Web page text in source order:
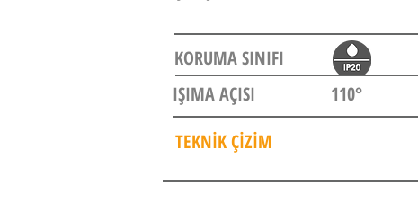
KORUMA SINIFI
IŞIMA AÇISI
110°
TEKNİK ÇİZİM